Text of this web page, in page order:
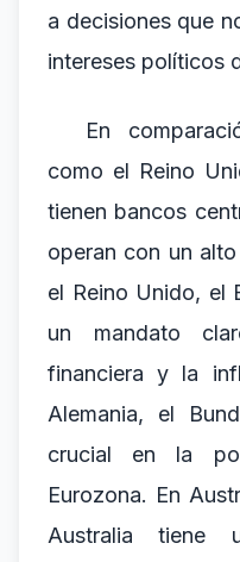
a decisiones que
intereses políticos
En
como el Reino
tienen bancos
operan con un
el Reino Unido, el
un mandato
financiera y la
Alemania, el
crucial en la
Eurozona. En
Australia tiene